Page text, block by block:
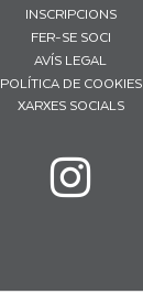
INSCRIPCIONS
FER-SE SOCI
AVÍS LEGAL
POLÍTICA DE COOKIES
XARXES SOCIALS